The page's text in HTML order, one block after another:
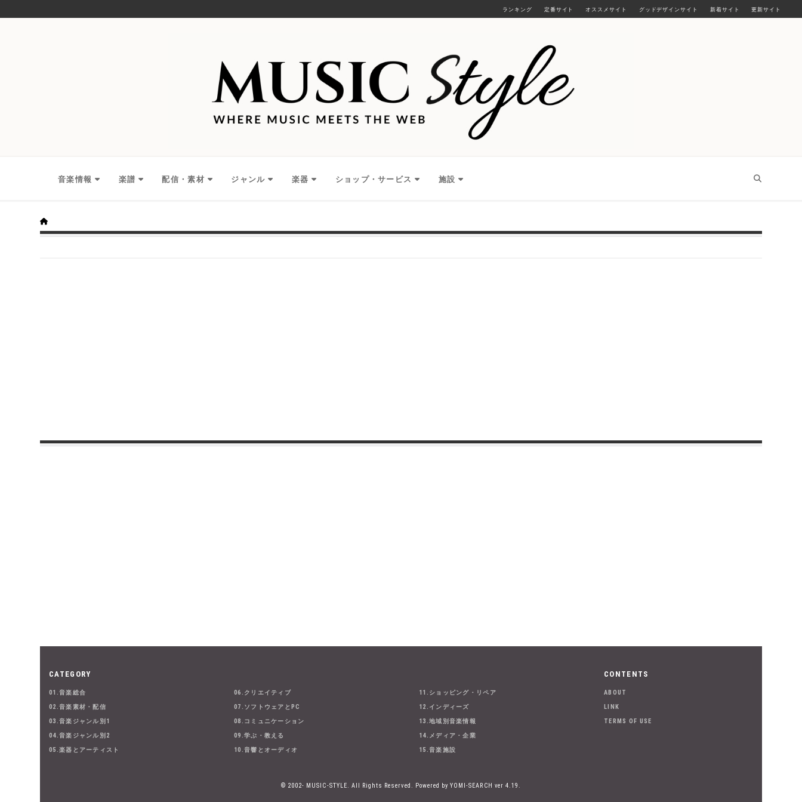
更新サイト
新着サイト
グッドデザインサイト
オススメサイト
定番サイト
ランキング
音楽情報 楽譜 配信・素材 ジャンル 楽器 ショップ・サービス 施設
CATEGORY
01.音楽総合
02.音楽素材・配信
03.音楽ジャンル別1
04.音楽ジャンル別2
05.楽器とアーティスト
06.クリエイティブ
07.ソフトウェアとPC
08.コミュニケーション
09.学ぶ・教える
10.音響とオーディオ
11.ショッピング・リペア
12.インディーズ
13.地域別音楽情報
14.メディア・企業
15.音楽施設
CONTENTS
ABOUT
LINK
TERMS OF USE
© 2002- MUSIC-STYLE. All Rights Reserved. Powered by YOMI-SEARCH ver 4.19.